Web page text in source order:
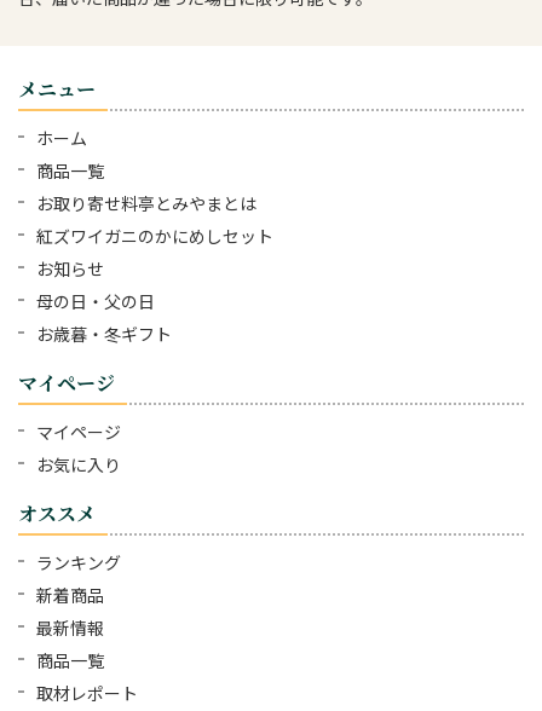
メニュー
ホーム
商品一覧
お取り寄せ料亭とみやまとは
紅ズワイガニのかにめしセット
お知らせ
母の日・父の日
お歳暮・冬ギフト
マイページ
マイページ
お気に入り
オススメ
ランキング
新着商品
最新情報
商品一覧
取材レポート